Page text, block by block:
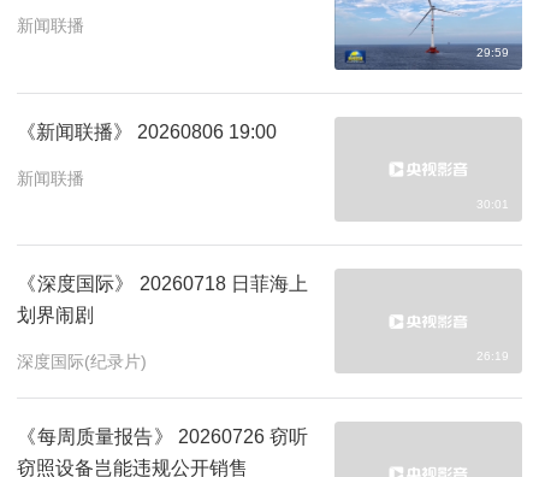
新闻联播
29:59
《新闻联播》 20260806 19:00
新闻联播
30:01
《深度国际》 20260718 日菲海上
划界闹剧
深度国际(纪录片) 26:19
《每周质量报告》 20260726 窃听
窃照设备岂能违规公开销售